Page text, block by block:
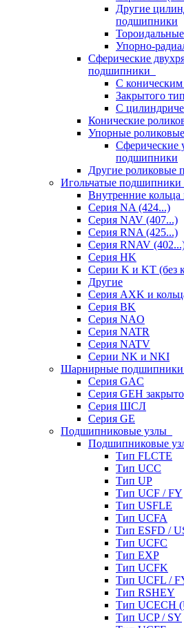
Другие
подшипники
Тороидальные
Упорно-
Сферические
подшипники
С коническим
Закрытого
С
Конические
Упорные
Сферические
подшипники
Другие роликовые
Игольчатые подшипники
Внутренние
Серия NA (424...)
Серия NAV (407...)
Серия RNA (425...)
Серия RNAV
Серия HK
Серии K и KT (без
Другие
Серия AXK и
Серия BK
Серия NAO
Серия NATR
Серия NATV
Серии NK и NKI
Шарнирные подшипники
Серия GAC
Серия GEH
Серия ШСЛ
Серия GE
Подшипниковые узлы
Подшипниковые
Тип FLCTE
Тип UCC
Тип UP
Тип UCF / FY
Тип USFLE
Тип UCFA
Тип ESFD /
Тип UCFC
Тип EXP
Тип UCFK
Тип UCFL /
Тип RSHEY
Тип UCECH
Тип UCP / SY